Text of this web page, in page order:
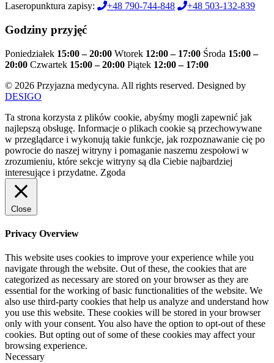
Laseropunktura zapisy:
+48 790-744-848 +48 503-132-839
Godziny przyjęć
Poniedziałek 15:00 – 20:00 Wtorek 12:00 – 17:00 Środa 15:00 –
20:00 Czwartek 15:00 – 20:00 Piątek 12:00 – 17:00
© 2026 Przyjazna medycyna. All rights reserved. Designed by
DESIGO
Ta strona korzysta z plików cookie, abyśmy mogli zapewnić jak
najlepszą obsługę. Informacje o plikach cookie są przechowywane
w przeglądarce i wykonują takie funkcje, jak rozpoznawanie cię po
powrocie do naszej witryny i pomaganie naszemu zespołowi w
zrozumieniu, które sekcje witryny są dla Ciebie najbardziej
interesujące i przydatne. Zgoda
Close
Privacy Overview
This website uses cookies to improve your experience while you
navigate through the website. Out of these, the cookies that are
categorized as necessary are stored on your browser as they are
essential for the working of basic functionalities of the website. We
also use third-party cookies that help us analyze and understand how
you use this website. These cookies will be stored in your browser
only with your consent. You also have the option to opt-out of these
cookies. But opting out of some of these cookies may affect your
browsing experience.
Necessary